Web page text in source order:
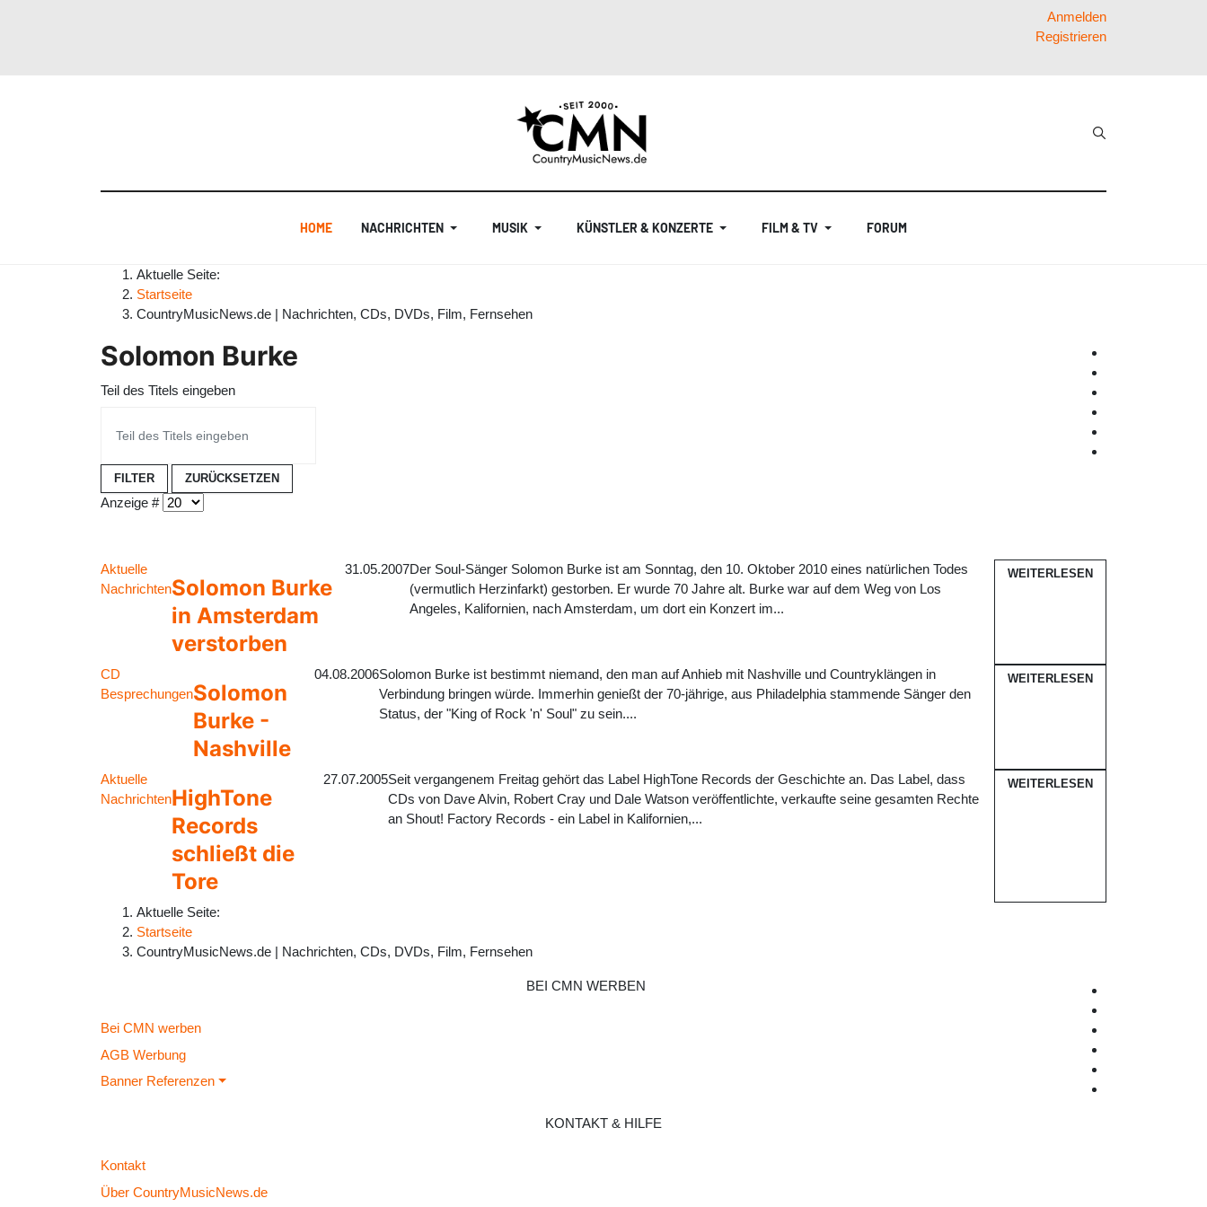
Anmelden
Registrieren
HOME NACHRICHTEN MUSIK KÜNSTLER & KONZERTE FILM & TV FORUM
Aktuelle Seite:
Startseite
CountryMusicNews.de | Nachrichten, CDs, DVDs, Film, Fernsehen
Solomon Burke
Teil des Titels eingeben
FILTER ZURÜCKSETZEN
Anzeige #
Aktuelle
NachrichtenSolomon Burke
in Amsterdam
verstorben
31.05.2007Der Soul-Sänger Solomon Burke ist am Sonntag, den 10. Oktober 2010 eines natürlichen Todes
(vermutlich Herzinfarkt) gestorben. Er wurde 70 Jahre alt. Burke war auf dem Weg von Los
Angeles, Kalifornien, nach Amsterdam, um dort ein Konzert im...
WEITERLESEN
CD
BesprechungenSolomon
Burke -
Nashville
04.08.2006Solomon Burke ist bestimmt niemand, den man auf Anhieb mit Nashville und Countryklängen in
Verbindung bringen würde. Immerhin genießt der 70-jährige, aus Philadelphia stammende Sänger den
Status, der "King of Rock 'n' Soul" zu sein....
WEITERLESEN
Aktuelle
NachrichtenHighTone
Records
schließt die
Tore
27.07.2005Seit vergangenem Freitag gehört das Label HighTone Records der Geschichte an. Das Label, dass
CDs von Dave Alvin, Robert Cray und Dale Watson veröffentlichte, verkaufte seine gesamten Rechte
an Shout! Factory Records - ein Label in Kalifornien,...
WEITERLESEN
Aktuelle Seite:
Startseite
CountryMusicNews.de | Nachrichten, CDs, DVDs, Film, Fernsehen
BEI CMN WERBEN
Bei CMN werben
AGB Werbung
Banner Referenzen
KONTAKT & HILFE
Kontakt
Über CountryMusicNews.de